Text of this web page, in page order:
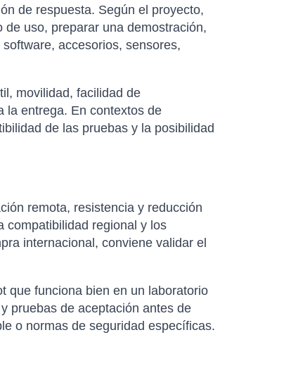
de respuesta. Según el proyecto,
uso, preparar una demostración,
accesorios, sensores,
movilidad, facilidad de
la entrega. En contextos de
de las pruebas y la posibilidad
remota, resistencia y reducción
compatibilidad regional y los
internacional, conviene validar el
que funciona bien en un laboratorio
pruebas de aceptación antes de
o normas de seguridad específicas.